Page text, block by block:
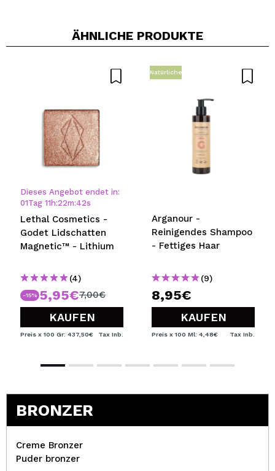
ÄHNLICHE PRODUKTE
Dieses Angebot endet in:
01Tag 11h:22m:42s
Lethal Cosmetics -
Godet Lidschatten
Magnetic™ - Lithium
(4)
-15% 5,95€7,00€
KAUFEN
Preis x 100 Gr: 437,50€ Tax Inb.
Natürliche
Arganour -
Reinigendes Shampoo
- Fettiges Haar
(9)
8,95€
KAUFEN
Preis x 100 Ml: 4,48€ Tax Inb.
BRONZER
Creme Bronzer
Puder bronzer